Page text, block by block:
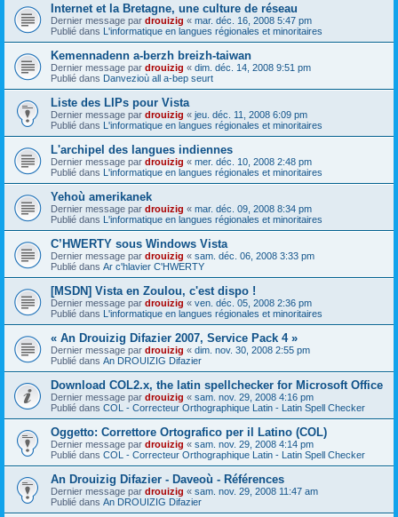
Internet et la Bretagne, une culture de réseau
Dernier message par drouizig « mar. déc. 16, 2008 5:47 pm
Publié dans L'informatique en langues régionales et minoritaires
Kemennadenn a-berzh breizh-taiwan
Dernier message par drouizig « dim. déc. 14, 2008 9:51 pm
Publié dans Danvezioù all a-bep seurt
Liste des LIPs pour Vista
Dernier message par drouizig « jeu. déc. 11, 2008 6:09 pm
Publié dans L'informatique en langues régionales et minoritaires
L'archipel des langues indiennes
Dernier message par drouizig « mer. déc. 10, 2008 2:48 pm
Publié dans L'informatique en langues régionales et minoritaires
Yehoù amerikanek
Dernier message par drouizig « mar. déc. 09, 2008 8:34 pm
Publié dans L'informatique en langues régionales et minoritaires
C’HWERTY sous Windows Vista
Dernier message par drouizig « sam. déc. 06, 2008 3:33 pm
Publié dans Ar c'hlavier C'HWERTY
[MSDN] Vista en Zoulou, c'est dispo !
Dernier message par drouizig « ven. déc. 05, 2008 2:36 pm
Publié dans L'informatique en langues régionales et minoritaires
« An Drouizig Difazier 2007, Service Pack 4 »
Dernier message par drouizig « dim. nov. 30, 2008 2:55 pm
Publié dans An DROUIZIG Difazier
Download COL2.x, the latin spellchecker for Microsoft Office
Dernier message par drouizig « sam. nov. 29, 2008 4:16 pm
Publié dans COL - Correcteur Orthographique Latin - Latin Spell Checker
Oggetto: Correttore Ortografico per il Latino (COL)
Dernier message par drouizig « sam. nov. 29, 2008 4:14 pm
Publié dans COL - Correcteur Orthographique Latin - Latin Spell Checker
An Drouizig Difazier - Daveoù - Références
Dernier message par drouizig « sam. nov. 29, 2008 11:47 am
Publié dans An DROUIZIG Difazier